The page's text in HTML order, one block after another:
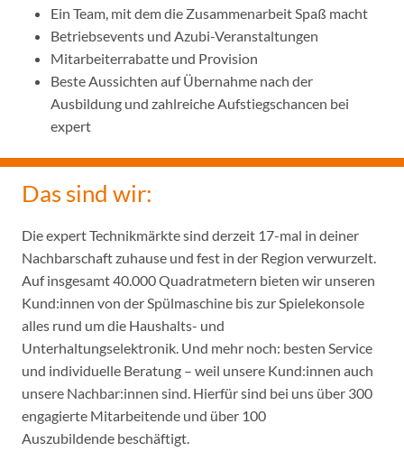
Ein Team, mit dem die Zusammenarbeit Spaß macht
Betriebsevents und Azubi-Veranstaltungen
Mitarbeiterrabatte und Provision
Beste Aussichten auf Übernahme nach der
Ausbildung und zahlreiche Aufstiegschancen bei
expert
Das sind wir:
Die expert Technikmärkte sind derzeit 17-mal in deiner
Nachbarschaft zuhause und fest in der Region verwurzelt.
Auf insgesamt 40.000 Quadratmetern bieten wir unseren
Kund:innen von der Spülmaschine bis zur Spielekonsole
alles rund um die Haushalts- und
Unterhaltungselektronik. Und mehr noch: besten Service
und individuelle Beratung – weil unsere Kund:innen auch
unsere Nachbar:innen sind. Hierfür sind bei uns über 300
engagierte Mitarbeitende und über 100
Auszubildende beschäftigt.